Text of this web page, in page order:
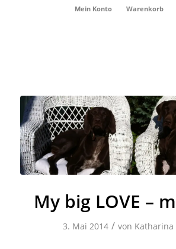
Mein Konto Warenkorb
My big LOVE –
3. Mai 2014 / von Katharina